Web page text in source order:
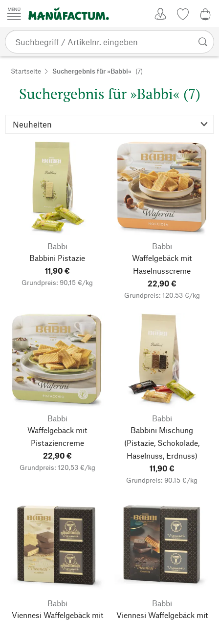
Zum Inhalt springen
Startseite Suchergebnis für »Babbi« (7)
Suchergebnis für »Babbi« (7)
Babbi
Babbini Pistazie
11,90 €
Grundpreis: 90,15 €/kg
Babbi
Waffelgebäck mit
Haselnusscreme
22,90 €
Grundpreis: 120,53 €/kg
Babbi
Waffelgebäck mit
Pistaziencreme
22,90 €
Grundpreis: 120,53 €/kg
Babbi
Babbini Mischung
(Pistazie, Schokolade,
Haselnuss, Erdnuss)
11,90 €
Grundpreis: 90,15 €/kg
Babbi
Viennesi Waffelgebäck mit
Babbi
Viennesi Waffelgebäck mit